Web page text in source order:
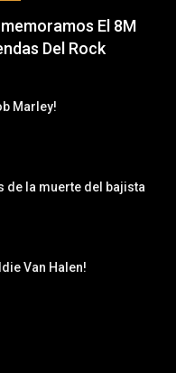
El 8M
Del Rock
Marley!
de la muerte del bajista
Van Halen!